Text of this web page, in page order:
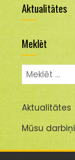
Aktualitātes
Meklēt
Meklēt:
Aktualitātes
Mūsu darbiņi